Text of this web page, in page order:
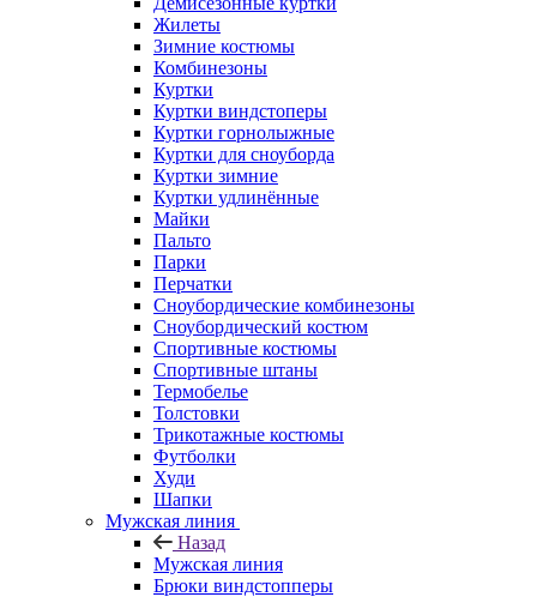
Жилеты
Зимние костюмы
Комбинезоны
Куртки
Куртки виндстоперы
Куртки горнолыжные
Куртки для сноуборда
Куртки зимние
Куртки удлинённые
Майки
Пальто
Парки
Перчатки
Сноубордические комбинезоны
Сноубордический костюм
Спортивные костюмы
Спортивные штаны
Термобелье
Толстовки
Трикотажные костюмы
Футболки
Худи
Шапки
Мужская линия
Назад
Мужская линия
Брюки виндстопперы